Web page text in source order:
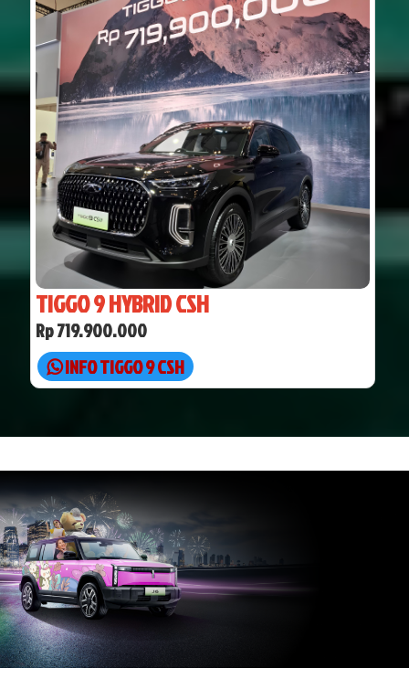
TIGGO 9 HYBRID CSH
Rp 719.900.000
INFO TIGGO 9 CSH